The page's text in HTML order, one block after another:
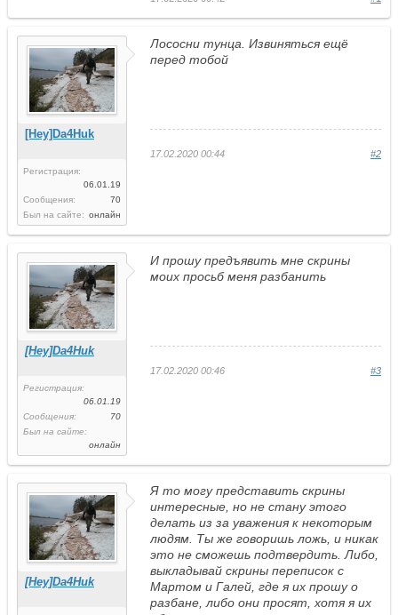
[Hey]Da4Huk
Регистрация:
06.01.19
Сообщения:
70
Был на сайте: онлайн
Лососни тунца. Извиняться ещё
перед тобой
17.02.2020 00:44 #2
[Hey]Da4Huk
Регистрация:
06.01.19
Сообщения:
70
Был на сайте:
онлайн
И прошу предъявить мне скрины
моих просьб меня разбанить
17.02.2020 00:46 #3
[Hey]Da4Huk
Я то могу представить скрины
интересные, но не стану этого
делать из за уважения к некоторым
людям. Ты же говоришь ложь, и никак
это не сможешь подтвердить. Либо,
выкладывай скрины переписок с
Мартом и Галей, где я их прошу о
разбане, либо они просят, хотя я их